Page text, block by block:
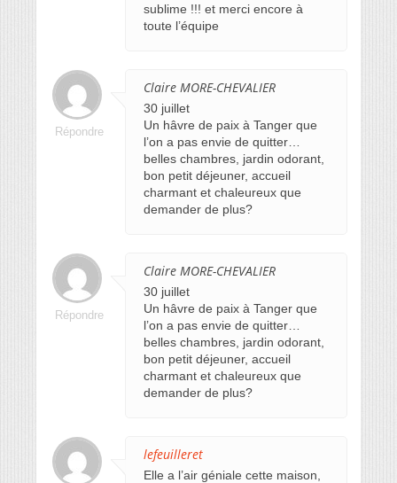
sublime !!! et merci encore à
toute l’équipe
Claire MORE-CHEVALIER
30 juillet
Un hâvre de paix à Tanger que
l’on a pas envie de quitter…
belles chambres, jardin odorant,
bon petit déjeuner, accueil
charmant et chaleureux que
demander de plus?
Répondre
Claire MORE-CHEVALIER
30 juillet
Un hâvre de paix à Tanger que
l’on a pas envie de quitter…
belles chambres, jardin odorant,
bon petit déjeuner, accueil
charmant et chaleureux que
demander de plus?
Répondre
lefeuilleret
Elle a l’air géniale cette maison,